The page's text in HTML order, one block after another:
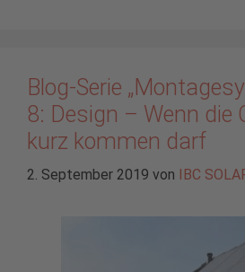
Blog-Serie
8: Design – Wenn die
kurz kommen darf
2. September 2019 von IBC